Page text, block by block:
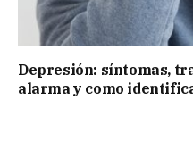
Depresión: síntomas,
alarma y como